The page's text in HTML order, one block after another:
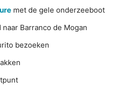
met de gele onderzeeboot
Barranco de Mogan
bezoeken